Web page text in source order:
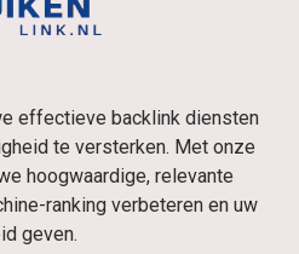
effectieve backlink diensten
te versterken. Met onze
hoogwaardige, relevante
ranking verbeteren en uw
geven.